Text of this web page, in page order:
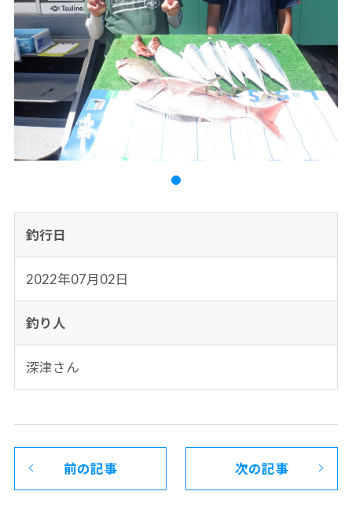
釣行日
2022年07月02日
釣り人
深津さん
前の記事 次の記事